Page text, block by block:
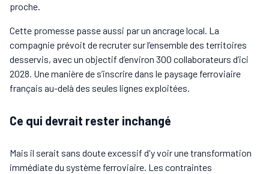
proche.
Cette promesse passe aussi par un ancrage local. La
compagnie prévoit de recruter sur l’ensemble des territoires
desservis, avec un objectif d’environ 300 collaborateurs d’ici
2028. Une manière de s’inscrire dans le paysage ferroviaire
français au-delà des seules lignes exploitées.
Ce qui devrait rester inchangé
Mais il serait sans doute excessif d'y voir une transformation
immédiate du système ferroviaire. Les contraintes